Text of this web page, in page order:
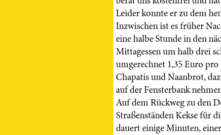
Leider konnte er zu dem
Inzwischen ist es früher
eine halbe Stunde in den
Mittagessen um halb drei
umgerechnet 1,35 Euro pro
Chapatis und Naanbrot,
auf der Fensterbank
Auf dem Rückweg zu den
Straßenständen Kekse für
dauert einige Minuten,